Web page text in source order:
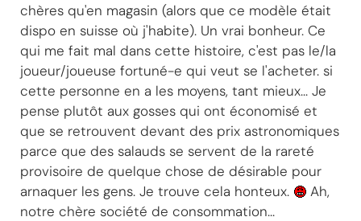
chères qu'en magasin (alors que ce modèle était
dispo en suisse où j'habite). Un vrai bonheur. Ce
qui me fait mal dans cette histoire, c'est pas le/la
joueur/joueuse fortuné-e qui veut se l'acheter. si
cette personne en a les moyens, tant mieux... Je
pense plutôt aux gosses qui ont économisé et
que se retrouvent devant des prix astronomiques
parce que des salauds se servent de la rareté
provisoire de quelque chose de désirable pour
arnaquer les gens. Je trouve cela honteux.
Ah,
notre chère société de consommation...